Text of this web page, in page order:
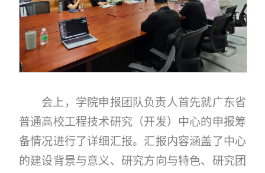
会上，学院申报团队负责人首先就广东省
普通高校工程技术研究（开发）中心的申报筹
备情况进行了详细汇报。汇报内容涵盖了中心
的建设背景与意义、研究方向与特色、研究团